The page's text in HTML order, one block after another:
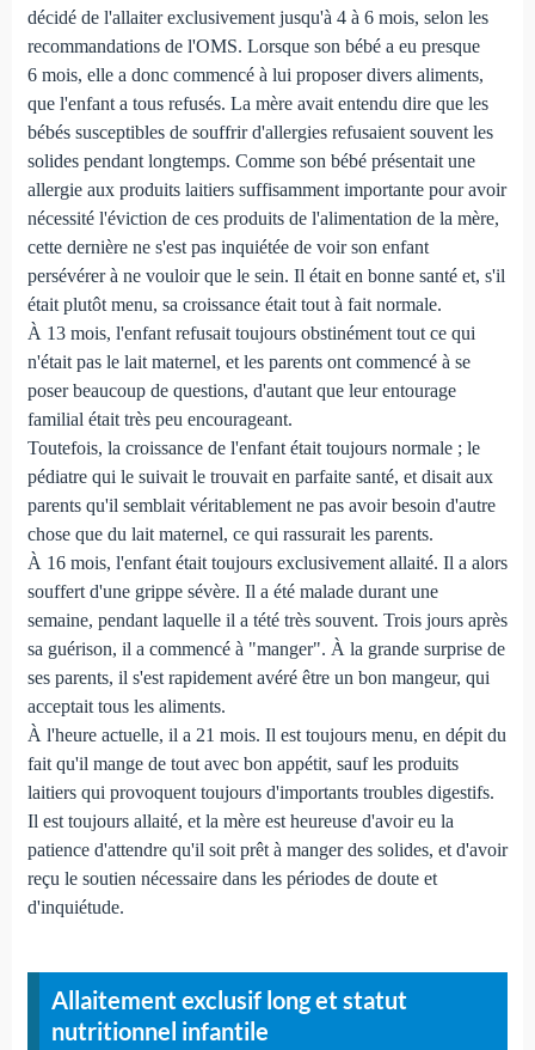
décidé de l'allaiter exclusivement jusqu'à 4 à 6 mois, selon les
recommandations de l'OMS. Lorsque son bébé a eu presque
6 mois, elle a donc commencé à lui proposer divers aliments,
que l'enfant a tous refusés. La mère avait entendu dire que les
bébés susceptibles de souffrir d'allergies refusaient souvent les
solides pendant longtemps. Comme son bébé présentait une
allergie aux produits laitiers suffisamment importante pour avoir
nécessité l'éviction de ces produits de l'alimentation de la mère,
cette dernière ne s'est pas inquiétée de voir son enfant
persévérer à ne vouloir que le sein. Il était en bonne santé et, s'il
était plutôt menu, sa croissance était tout à fait normale.
À 13 mois, l'enfant refusait toujours obstinément tout ce qui
n'était pas le lait maternel, et les parents ont commencé à se
poser beaucoup de questions, d'autant que leur entourage
familial était très peu encourageant.
Toutefois, la croissance de l'enfant était toujours normale ; le
pédiatre qui le suivait le trouvait en parfaite santé, et disait aux
parents qu'il semblait véritablement ne pas avoir besoin d'autre
chose que du lait maternel, ce qui rassurait les parents.
À 16 mois, l'enfant était toujours exclusivement allaité. Il a alors
souffert d'une grippe sévère. Il a été malade durant une
semaine, pendant laquelle il a tété très souvent. Trois jours après
sa guérison, il a commencé à "manger". À la grande surprise de
ses parents, il s'est rapidement avéré être un bon mangeur, qui
acceptait tous les aliments.
À l'heure actuelle, il a 21 mois. Il est toujours menu, en dépit du
fait qu'il mange de tout avec bon appétit, sauf les produits
laitiers qui provoquent toujours d'importants troubles digestifs.
Il est toujours allaité, et la mère est heureuse d'avoir eu la
patience d'attendre qu'il soit prêt à manger des solides, et d'avoir
reçu le soutien nécessaire dans les périodes de doute et
d'inquiétude.
Allaitement exclusif long et statut
nutritionnel infantile